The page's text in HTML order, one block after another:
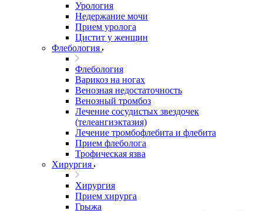
Урология
Недержание мочи
Прием уролога
Цистит у женщин
Флебология
Флебология
Варикоз на ногах
Венозная недостаточность
Венозный тромбоз
Лечение сосудистых звездочек
(телеангиэктазия)
Лечение тромбофлебита и флебита
Прием флеболога
Трофическая язва
Хирургия
Хирургия
Прием хирурга
Грыжа